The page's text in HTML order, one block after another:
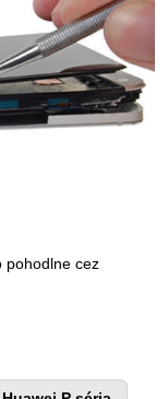
pohodlne cez